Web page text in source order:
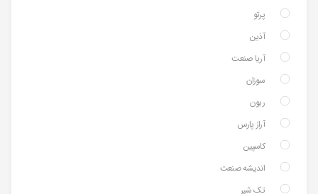
پرتو
آذین
آریا صنعت
سوزان
ریون
آراز پارس
کاسپین
اندیشه صنعت
تک شیر